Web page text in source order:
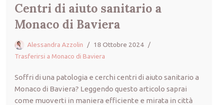
Centri di aiuto sanitario a
Monaco di Baviera
Alessandra Azzolin
18 Ottobre 2024
Trasferirsi a Monaco di Baviera
Soffri di una patologia e cerchi centri di aiuto sanitario a
Monaco di Baviera? Leggendo questo articolo saprai
come muoverti in maniera efficiente e mirata in città